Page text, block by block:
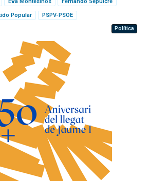
Popular
PSPV-PSOE
Política